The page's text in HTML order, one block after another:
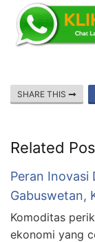
SHARE THIS
Related
Peran Inovasi
Gabuswetan,
Komoditas
ekonomi yang